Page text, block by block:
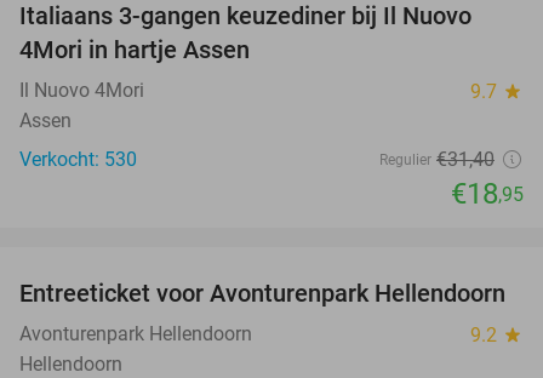
40%
Italiaans 3-gangen keuzediner bij Il Nuovo
4Mori in hartje Assen
Il Nuovo 4Mori 9.7 star
Assen
Verkocht: 530
Regulier €31,40
€18,95
41%
Entreeticket voor Avonturenpark Hellendoorn
Avonturenpark Hellendoorn 9.2 star
Hellendoorn